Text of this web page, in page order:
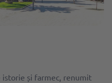
istorie și farmec, renumit